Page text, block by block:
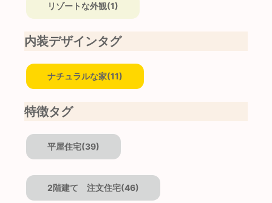
リゾートな外観(1)
内装デザインタグ
ナチュラルな家(11)
特徴タグ
平屋住宅(39)
2階建て 注文住宅(46)